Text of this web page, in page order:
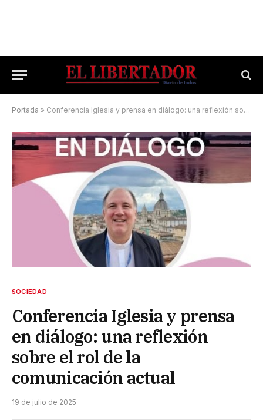
Portada » Conferencia Iglesia y prensa en diálogo: una reflexión sobre el rol de la comunicación actual
SOCIEDAD
Conferencia Iglesia y prensa
en diálogo: una reflexión
sobre el rol de la
comunicación actual
19 de julio de 2025